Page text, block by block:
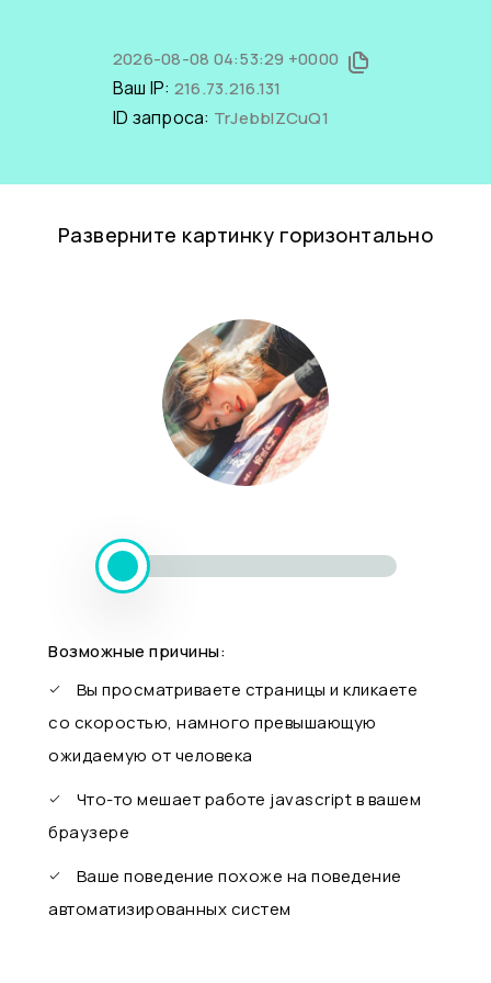
2026-08-08 04:53:29 +0000
Ваш IP: 216.73.216.131
ID запроса: TrJebblZCuQ1
Разверните картинку горизонтально
Возможные причины:
Вы просматриваете страницы и кликаете
со скоростью, намного превышающую
ожидаемую от человека
Что-то мешает работе javascript в вашем
браузере
Ваше поведение похоже на поведение
автоматизированных систем